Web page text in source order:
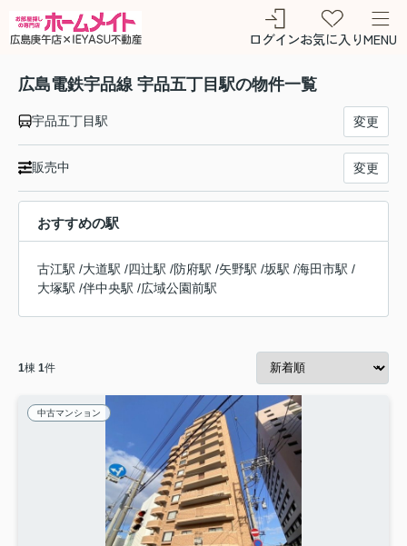
ログインお気に入りMENU
広島電鉄宇品線 宇品五丁目駅の物件一覧
宇品五丁目駅 変更
販売中 変更
おすすめの駅
古江駅 /大道駅 /四辻駅 /防府駅 /矢野駅 /坂駅 /海田市駅 /
大塚駅 /伴中央駅 /広域公園前駅
1棟 1件
中古マンション